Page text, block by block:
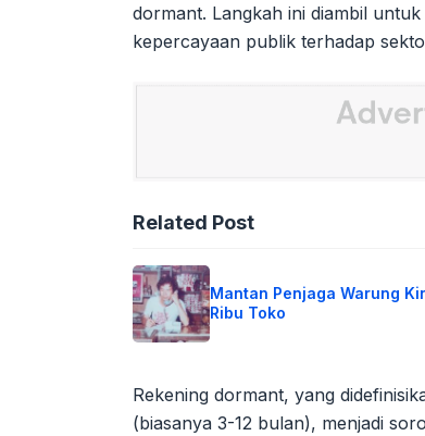
dormant. Langkah ini diambil
kepercayaan publik terhadap
Related Post
Mantan Penjaga Warung
Ribu Toko
Rekening dormant, yang
(biasanya 3-12 bulan), menjadi